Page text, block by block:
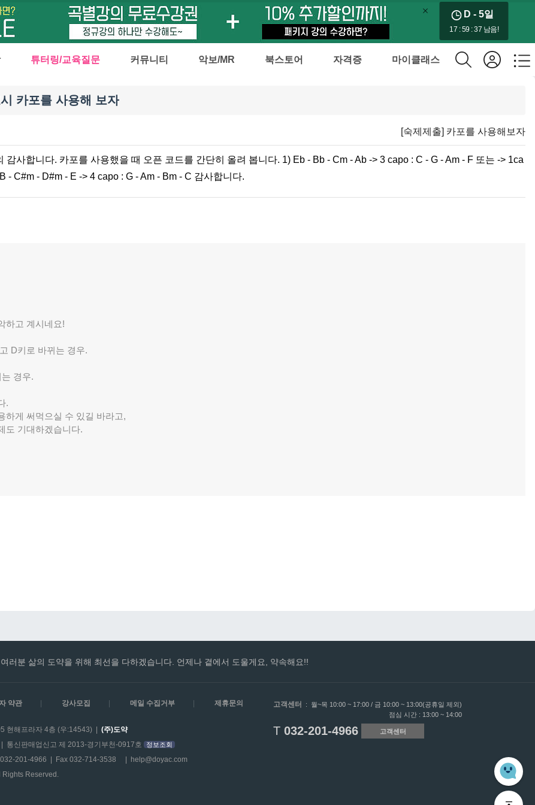
D - 5일
17 : 59 : 37 남음!
튜터링/교육질문 커뮤니티 악보/MR 북스토어 자격증 마이클래스
카포를 사용해 보자
[숙제제출] 카포를 사용해보자
감사합니다. 카포를 사용했을 때 오픈 코드를 간단히 올려 봅니다. 1) Eb - Bb - Cm - Ab -> 3 capo : C - G - Am - F 또는 -> 1ca
- C#m - D#m - E -> 4 capo : G - Am - Bm - C 감사합니다.
하고 계시네요!
D키로 바뀌는 경우.
경우.
.
하게 써먹으실 수 있길 바라고,
도 기대하겠습니다.
러분 삶의 도약을 위해 최선을 다하겠습니다. 언제나 곁에서 도울게요, 약속해요!!
약관 강사모집 메일 수집거부 제휴문의
현해프라자 4층 (우:14543) | (주)도약
통신판매업신고 제 2013-경기부천-0917호
정보조회
032-201-4966 | Fax 032-714-3538 |
help@doyac.com
Reserved.
고객센터
: 월~목 10:00 ~ 17:00 / 금 10:00 ~ 13:00(공휴일 제외)
점심 시간 : 13:00 ~ 14:00
T 032-201-4966 고객센터